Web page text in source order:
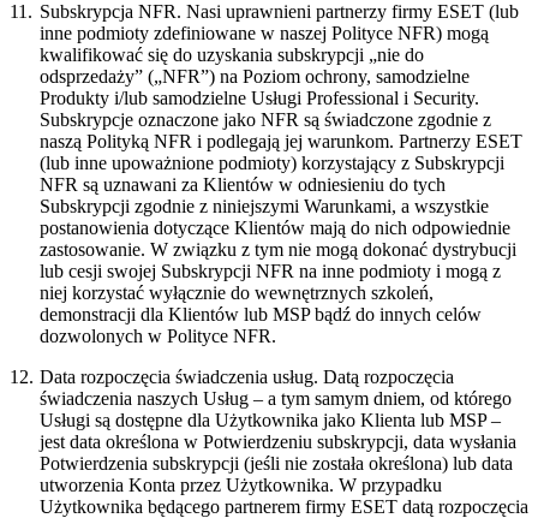
11. Subskrypcja NFR. Nasi uprawnieni partnerzy firmy ESET (lub
inne podmioty zdefiniowane w naszej Polityce NFR) mogą
kwalifikować się do uzyskania subskrypcji „nie do
odsprzedaży” („NFR”) na Poziom ochrony, samodzielne
Produkty i/lub samodzielne Usługi Professional i Security.
Subskrypcje oznaczone jako NFR są świadczone zgodnie z
naszą Polityką NFR i podlegają jej warunkom. Partnerzy ESET
(lub inne upoważnione podmioty) korzystający z Subskrypcji
NFR są uznawani za Klientów w odniesieniu do tych
Subskrypcji zgodnie z niniejszymi Warunkami, a wszystkie
postanowienia dotyczące Klientów mają do nich odpowiednie
zastosowanie. W związku z tym nie mogą dokonać dystrybucji
lub cesji swojej Subskrypcji NFR na inne podmioty i mogą z
niej korzystać wyłącznie do wewnętrznych szkoleń,
demonstracji dla Klientów lub MSP bądź do innych celów
dozwolonych w Polityce NFR.
12. Data rozpoczęcia świadczenia usług. Datą rozpoczęcia
świadczenia naszych Usług – a tym samym dniem, od którego
Usługi są dostępne dla Użytkownika jako Klienta lub MSP –
jest data określona w Potwierdzeniu subskrypcji, data wysłania
Potwierdzenia subskrypcji (jeśli nie została określona) lub data
utworzenia Konta przez Użytkownika. W przypadku
Użytkownika będącego partnerem firmy ESET datą rozpoczęcia